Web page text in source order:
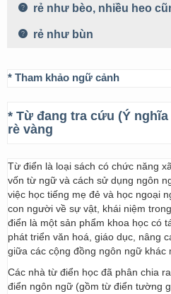
rẻ như bèo, nhiều heo
rẻ như bùn
* Tham khảo ngữ cảnh
* Từ đang tra cứu (Ý
rè vàng
Từ điển là loại sách có chức năng
vốn từ ngữ và cách sử dụng ngôn
việc học tiếng mẹ đẻ và học ngoại
con người về sự vật, khái niệm
điển là một sản phẩm khoa học có
phát triển văn hoá, giáo dục, nâng
giữa các cộng đồng ngôn ngữ khác
Các nhà từ điển học đã phân chia
điển ngôn ngữ (gồm từ điển tường